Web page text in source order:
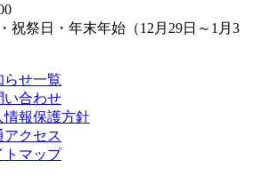
祝祭日・年末年始（12月29日～1月3
らせ一覧
い合わせ
情報保護方針
アクセス
トマップ